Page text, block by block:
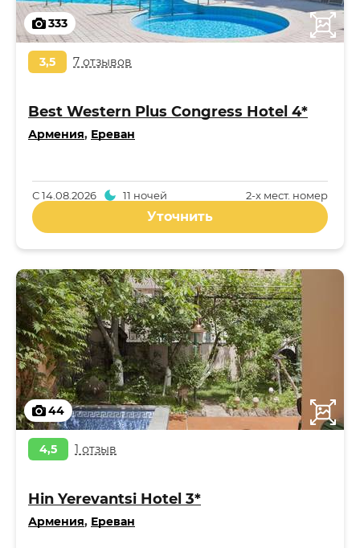
333
3,5 7 отзывов
Best Western Plus Congress Hotel 4*
Армения, Ереван
2-x мест. номер
С14.08.2026 11 ночей
Уточнить
44
4,5 1 отзыв
Hin Yerevantsi Hotel 3*
Армения, Ереван